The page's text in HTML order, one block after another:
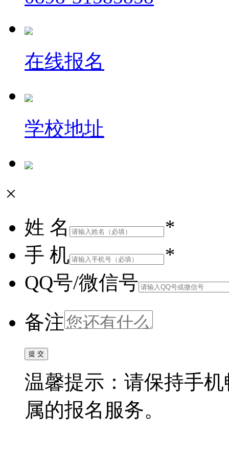
在线报名
学校地址
×
姓 名
*
手 机
*
QQ号/微信号
备注
温馨提示：请保持手
属的报名服务。